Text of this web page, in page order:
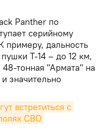
Panther по
серийному
примеру, дальность
Т-14 – до 12 км,
тонная "Армата" на
значительно
встретиться с
СВО